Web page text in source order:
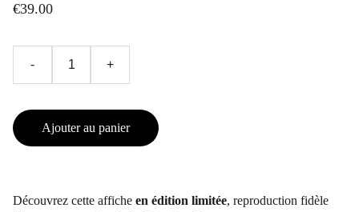
€39.00
- +
Ajouter au panier
Découvrez cette affiche en édition limitée, reproduction fidèle